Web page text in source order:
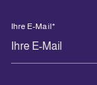
Ihre E-Mail*